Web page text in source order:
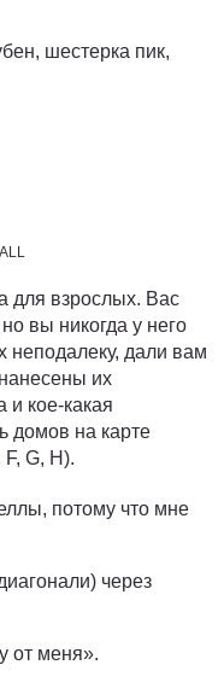
шестерка пик,
для взрослых. Вас
вы никогда у него
дали вам
их
кое-какая
домов на карте
G, H).
потому что мне
через
от меня».